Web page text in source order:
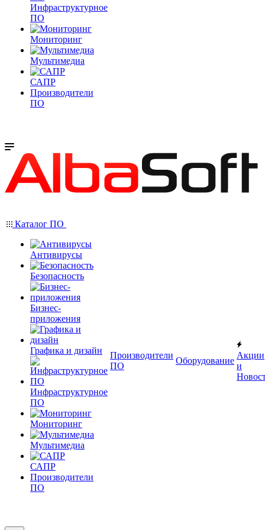
Инфраструктурное
ПО
Мониторинг
Мультимедиа
САПР
Производители
ПО
Каталог ПО
Антивирусы
Безопасность
Бизнес-
приложения
Графика и дизайн
Инфраструктурное
ПО
Мониторинг
Мультимедиа
САПР
Производители
ПО
Производители
ПО
Оборудование
Акции
и